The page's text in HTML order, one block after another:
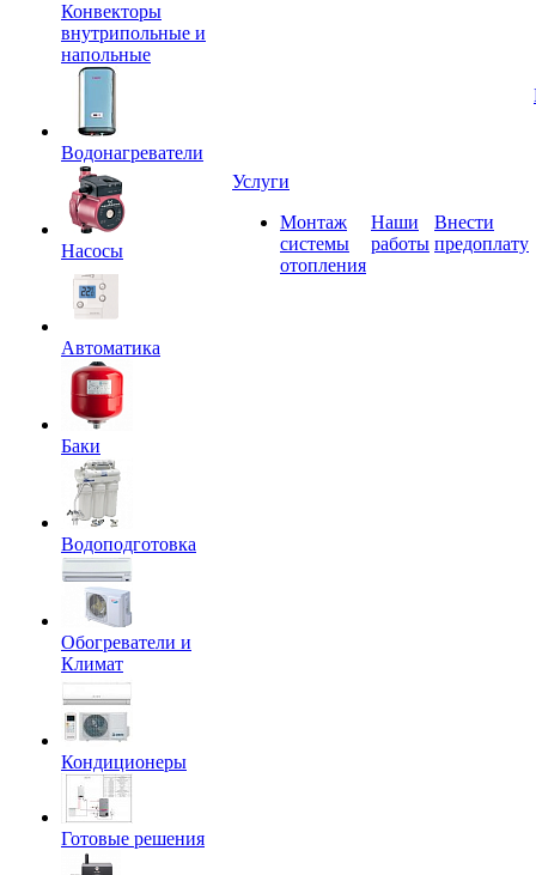
Конвекторы
внутрипольные и
напольные
Водонагреватели
Насосы
Автоматика
Баки
Водоподготовка
Обогреватели и
Климат
Кондиционеры
Готовые решения
Услуги
Монтаж
системы
отопления
Наши
работы
Внести
предоплату